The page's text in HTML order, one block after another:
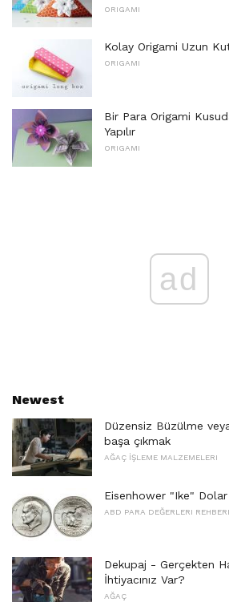
ORIGAMI
Kolay Origami Uzun
ORIGAMI
Bir Para Origami
Yapılır
ORIGAMI
ad
Newest
Düzensiz Büzülme
başa çıkmak
AĞAÇ İŞLEME MALZEMELERI
Eisenhower "Ike" Dolar
ABD PARA DEĞERLERI REHBERI
Dekupaj - Gerçekten
İhtiyacınız Var?
AĞAÇ